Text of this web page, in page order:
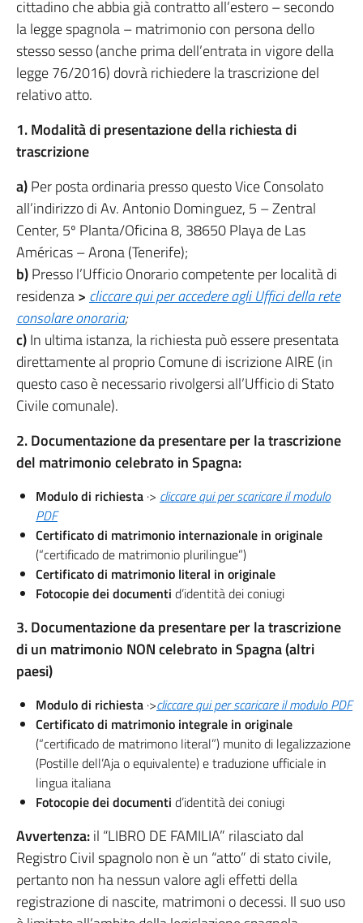
cittadino che abbia già contratto all’estero – secondo
la legge spagnola – matrimonio con persona dello
stesso sesso (anche prima dell’entrata in vigore della
legge 76/2016) dovrà richiedere la trascrizione del
relativo atto.
1. Modalità di presentazione della richiesta di
trascrizione
a)Per posta ordinaria presso questo Vice Consolato
all’indirizzo di Av. Antonio Dominguez, 5 – Zentral
Center, 5º Planta/Oficina 8, 38650 Playa de Las
Américas – Arona (Tenerife);
b)Presso l’Ufficio Onorario competente per località di
residenza> cliccare qui per accedere agli Uffici della rete
consolare onoraria;
c)In ultima istanza, la richiesta può essere presentata
direttamente al proprio Comune di iscrizione AIRE (in
questo caso è necessario rivolgersi all’Ufficio di Stato
Civile comunale).
2. Documentazione da presentare per la trascrizione
del matrimonio celebrato in Spagna:
Modulo di richiesta ·> cliccare qui per scaricare il modulo
PDF
Certificato di matrimonio internazionale in originale
(“certificado de matrimonio plurilingue”)
Certificato di matrimonio literal in originale
Fotocopie dei documenti d’identità dei coniugi
3. Documentazione da presentare per la trascrizione
di un matrimonio NON celebrato in Spagna (altri
paesi)
Modulo di richiesta ·>cliccare qui per scaricare il modulo PDF
Certificato di matrimonio integrale in originale
(“certificado de matrimono literal”) munito di legalizzazione
(Postille dell’Aja o equivalente) e traduzione ufficiale in
lingua italiana
Fotocopie dei documenti d’identità dei coniugi
Avvertenza:il “LIBRO DE FAMILIA” rilasciato dal
Registro Civil spagnolo non è un “atto” di stato civile,
pertanto non ha nessun valore agli effetti della
registrazione di nascite, matrimoni o decessi. Il suo uso